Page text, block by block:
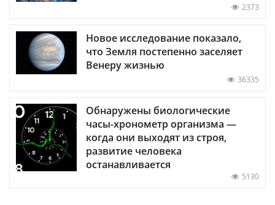
2373
Новое исследование показало,
что Земля постепенно заселяет
Венеру жизнью
36335
Обнаружены биологические
часы-хронометр организма —
когда они выходят из строя,
развитие человека
останавливается
5130